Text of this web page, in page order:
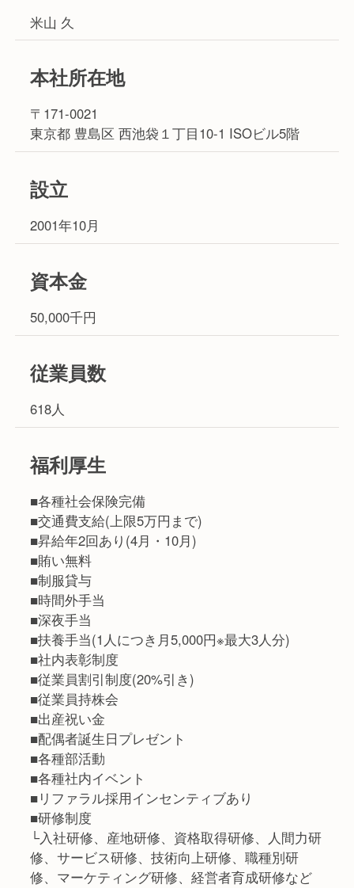
米山 久
本社所在地
〒171-0021
東京都 豊島区 西池袋１丁目10-1 ISOビル5階
設立
2001年10月
資本金
50,000千円
従業員数
618人
福利厚生
■各種社会保険完備
■交通費支給(上限5万円まで)
■昇給年2回あり(4月・10月)
■賄い無料
■制服貸与
■時間外手当
■深夜手当
■扶養手当(1人につき月5,000円※最大3人分)
■社内表彰制度
■従業員割引制度(20%引き)
■従業員持株会
■出産祝い金
■配偶者誕生日プレゼント
■各種部活動
■各種社内イベント
■リファラル採用インセンティブあり
■研修制度
└入社研修、産地研修、資格取得研修、人間力研
修、サービス研修、技術向上研修、職種別研
修、マーケティング研修、経営者育成研修など